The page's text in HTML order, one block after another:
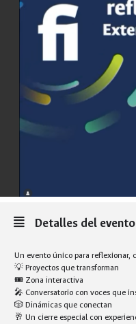
Detalles del evento
Un evento único para reflexionar,
💡 Proyectos que transforman
🎟 Zona interactiva
🎤 Conversatorio con voces que
🎲 Dinámicas que conectan
🥂 Un cierre especial con